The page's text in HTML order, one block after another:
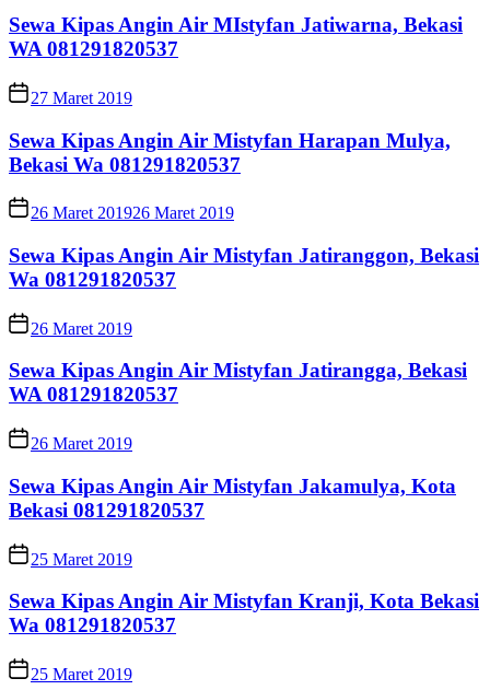
Sewa Kipas Angin Air MIstyfan Jatiwarna, Bekasi
WA 081291820537
27 Maret 2019
Sewa Kipas Angin Air Mistyfan Harapan Mulya,
Bekasi Wa 081291820537
26 Maret 201926 Maret 2019
Sewa Kipas Angin Air Mistyfan Jatiranggon, Bekasi
Wa 081291820537
26 Maret 2019
Sewa Kipas Angin Air Mistyfan Jatirangga, Bekasi
WA 081291820537
26 Maret 2019
Sewa Kipas Angin Air Mistyfan Jakamulya, Kota
Bekasi 081291820537
25 Maret 2019
Sewa Kipas Angin Air Mistyfan Kranji, Kota Bekasi
Wa 081291820537
25 Maret 2019